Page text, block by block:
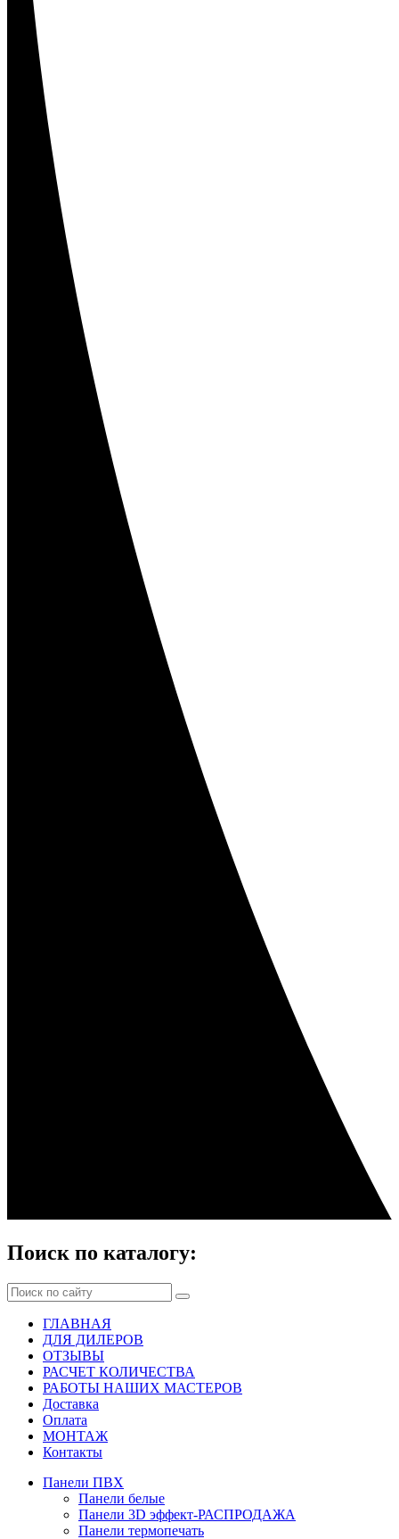
Поиск по каталогу:
ГЛАВНАЯ
ДЛЯ ДИЛЕРОВ
ОТЗЫВЫ
РАСЧЕТ КОЛИЧЕСТВА
РАБОТЫ НАШИХ МАСТЕРОВ
Доставка
Оплата
МОНТАЖ
Контакты
Панели ПВХ
Панели белые
Панели 3D эффект-РАСПРОДАЖА
Панели термопечать